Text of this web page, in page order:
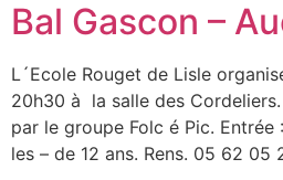
Bal Gascon –
L´Ecole Rouget de Lisle
20h30 à la salle des
par le groupe Folc é Pic.
les – de 12 ans. Rens. 05 62 05